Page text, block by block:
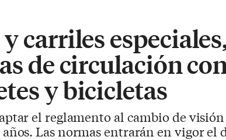
carriles
de circulación
y bicicletas
el reglamento al cambio de
Las normas entrarán en vigor el